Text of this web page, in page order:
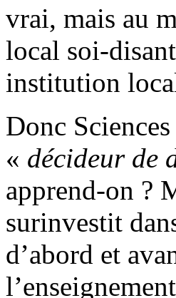
vrai, mais au
local soi-
institution
Donc
« décideur de
apprend-on ?
surinvestit
d’abord et